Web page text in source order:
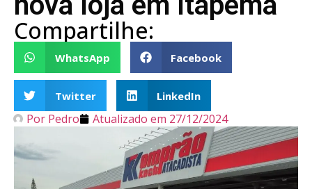
Compartilhe:
WhatsApp Facebook
Twitter LinkedIn
Por Pedro Atualizado em 27/12/2024